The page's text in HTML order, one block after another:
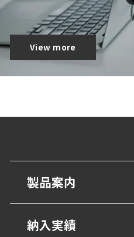
View more
製品案内
手すり・壁面ガード
納入実績